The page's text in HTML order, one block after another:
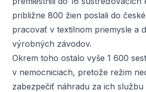
približne 800 žien poslali do
pracovať v textilnom priemysle a
výrobných závodov.
Okrem toho ostalo vyše 1 600
v nemocniciach, pretože režim
zabezpečiť náhradu za ich